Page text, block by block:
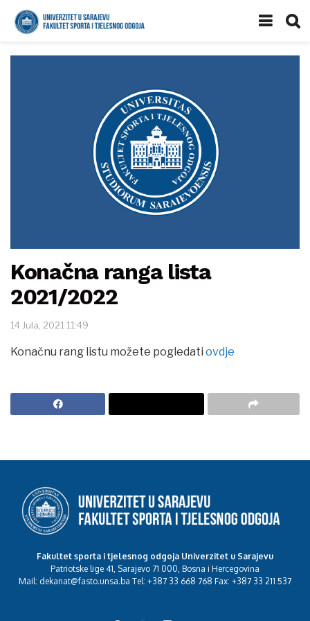
Konačna ranga lista
2021/2022
14 Jula, 2021 11:49
Konačnu rang listu možete pogledati ovdje
Fakultet sporta i tjelesnog odgoja Univerzitet u Sarajevu
Patriotske lige 41, Sarajevo 71 000, Bosna i Hercegovina
Mail: dekanat@fasto.unsa.ba Tel: +387 33 668 768 Fax: +387 33 211 537